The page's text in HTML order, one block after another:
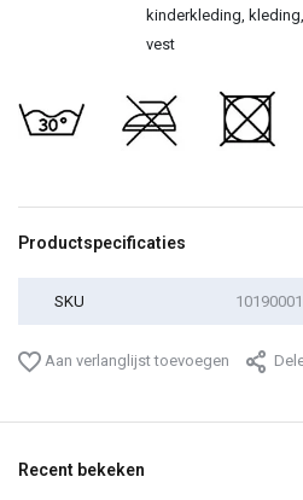
kinderkleding,
vest
Productspecificaties
SKU 10190001
Aan verlanglijst toevoegen
Recent bekeken